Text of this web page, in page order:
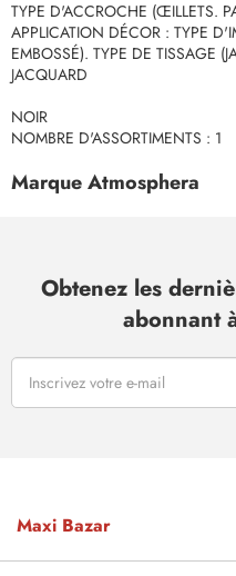
TYPE D'ACCROCHE (ŒILLETS.
APPLICATION DÉCOR : TYPE
EMBOSSÉ). TYPE DE TISSAGE
JACQUARD
NOIR
NOMBRE D'ASSORTIMENTS : 1
Marque Atmosphera
Obtenez les
abonnant
Maxi Bazar